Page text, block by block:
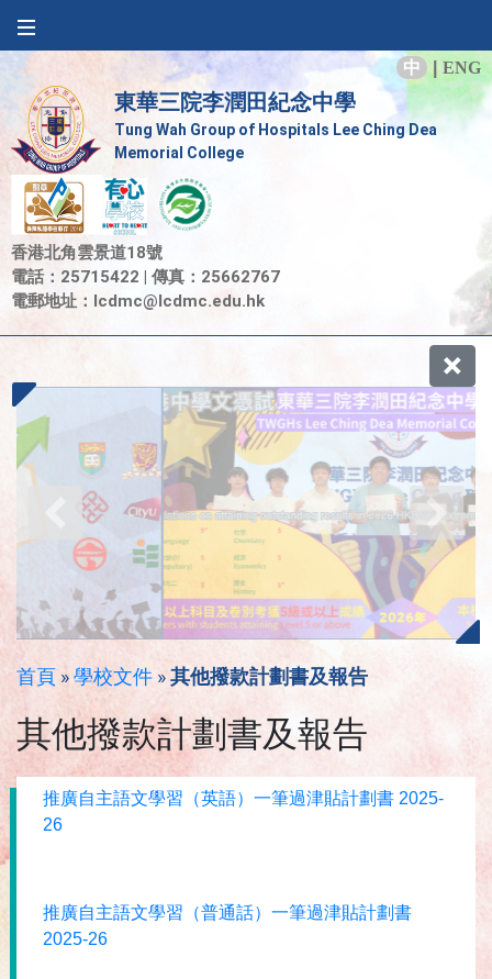
中 ENG
東華三院李潤田紀念中學
Tung Wah Group of Hospitals Lee Ching Dea
Memorial College
香港北角雲景道18號
電話：25715422 | 傳真：25662767
電郵地址： lcdmc@lcdmc.edu.hk
首頁 »學校文件 »其他撥款計劃書及報告
其他撥款計劃書及報告
推廣自主語文學習（英語）一筆過津貼計劃書 2025-
26
推廣自主語文學習（普通話）一筆過津貼計劃書
2025-26